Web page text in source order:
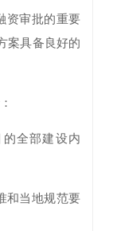
资审批的重要
案具备良好的
全部建设内
和当地规范要